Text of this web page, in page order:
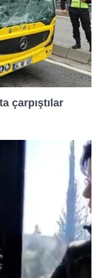
çarpıştılar